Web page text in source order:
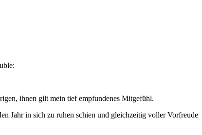
ihnen gilt mein tief empfundenes Mitgefühl.
Jahr in sich zu ruhen schien und gleichzeitig voller Vorfreude